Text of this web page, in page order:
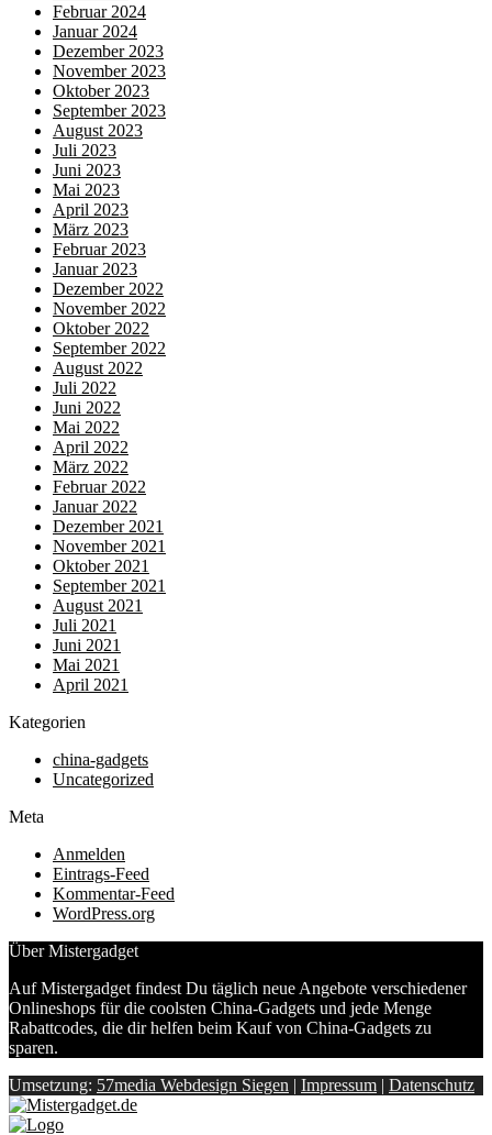
Februar 2024
Januar 2024
Dezember 2023
November 2023
Oktober 2023
September 2023
August 2023
Juli 2023
Juni 2023
Mai 2023
April 2023
März 2023
Februar 2023
Januar 2023
Dezember 2022
November 2022
Oktober 2022
September 2022
August 2022
Juli 2022
Juni 2022
Mai 2022
April 2022
März 2022
Februar 2022
Januar 2022
Dezember 2021
November 2021
Oktober 2021
September 2021
August 2021
Juli 2021
Juni 2021
Mai 2021
April 2021
Kategorien
china-gadgets
Uncategorized
Meta
Anmelden
Eintrags-Feed
Kommentar-Feed
WordPress.org
Über Mistergadget
Auf Mistergadget findest Du täglich neue Angebote verschiedener
Onlineshops für die coolsten China-Gadgets und jede Menge
Rabattcodes, die dir helfen beim Kauf von China-Gadgets zu
sparen.
Umsetzung: 57media Webdesign Siegen | Impressum | Datenschutz